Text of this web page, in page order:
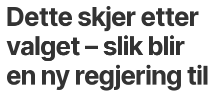
Dette skjer etter
valget – slik blir
en ny regjering til